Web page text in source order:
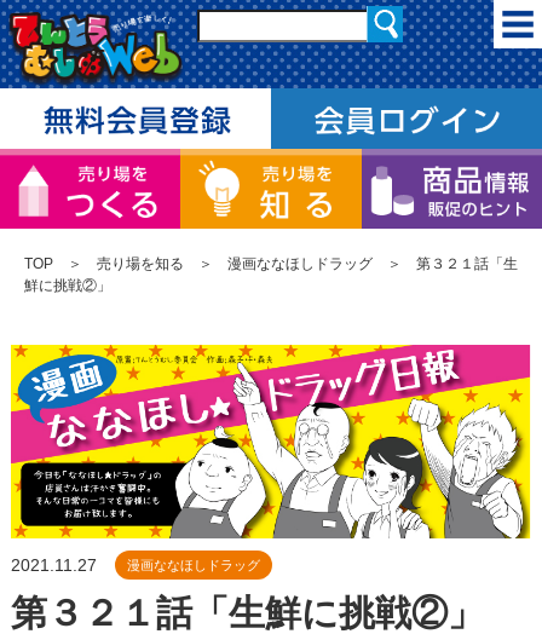
TOP ＞ 売り場を知る ＞ 漫画ななほしドラッグ ＞ 第３２１話「生
鮮に挑戦②」
2021.11.27 漫画ななほしドラッグ
第３２１話「生鮮に挑戦②」